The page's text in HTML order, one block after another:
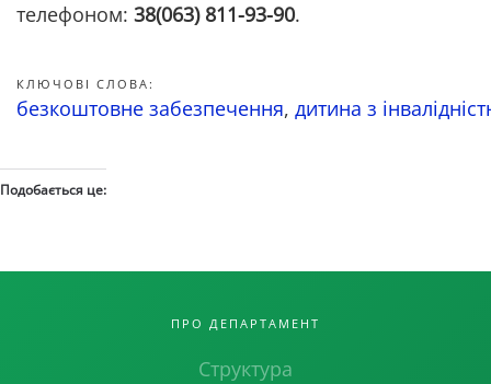
телефоном: 38(063) 811-93-90.
КЛЮЧОВІ СЛОВА:
безкоштовне забезпечення, дитина з
Подобається це:
ПРО ДЕПАРТАМЕНТ
Структура